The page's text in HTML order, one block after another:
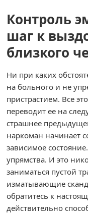
Контроль
шаг к
близкого
Ни при каких
на больного и не
пристрастием. Все
переводит ее на
страшнее
наркоман начинает
зависимое
упрямства. И это
заниматься пустой
изматывающие
обратитесь к
действительно